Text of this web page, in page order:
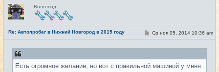
Н
е
в
с
е
т
и
Волговод
Re: Автопробег в Нижний Новгород в 2015 году #11
С
о
б
н
Ср ноя 05, 2014 10:36 am
Есть огромное желание, но вот с правильной машиной у меня